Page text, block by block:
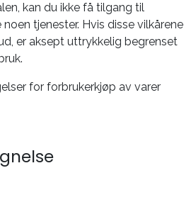
kan du ikke få tilgang til
tjenester. Hvis disse vilkårene
er aksept uttrykkelig begrenset
for forbrukerkjøp av varer